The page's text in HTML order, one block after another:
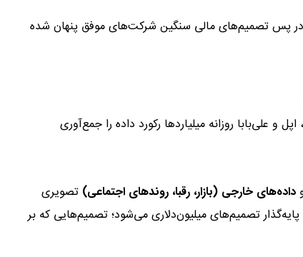
در پس تصمیم‌های مالی سنگین شرکت‌های موفق پنهان شده
علی‌بابا روزانه میلیاردها رکورد داده را جمع‌آوری
داده‌های خارجی (بازار، رقبا، روندهای اجتماعی) تصویری
تصمیم‌های میلیون‌دلاری می‌شود؛ تصمیم‌هایی که بر